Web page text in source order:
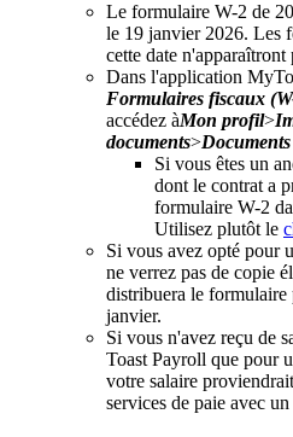
Le formulaire W-2 de
le 19 janvier 2026. Les
cette date n'apparaîtront
Dans l'application
Formulaires fiscaux
accédez àMon profil>
documents>
Si vous êtes un
dont le contrat a
formulaire W-2
Utilisez plutôt le
Si vous avez opté pour
ne verrez pas de copie
distribuera le formulaire
janvier.
Si vous n'avez reçu de
Toast Payroll que pour
votre salaire
services de paie avec